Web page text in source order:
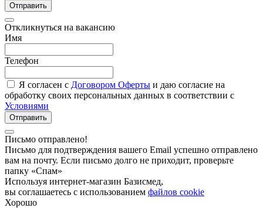
Отправить
Откликнуться на вакансию
Имя
Телефон
Я согласен с Договором Оферты и даю согласие на
обработку своих персональных данных в соответствии с
Условиями
Отправить
Письмо отправлено!
Письмо для подтверждения вашего Email успешно отправлено
вам на почту. Если письмо долго не приходит, проверьте
папку «Спам»
Используя интернет-магазин Базисмед,
вы соглашаетесь с использованием файлов cookie
Хорошо